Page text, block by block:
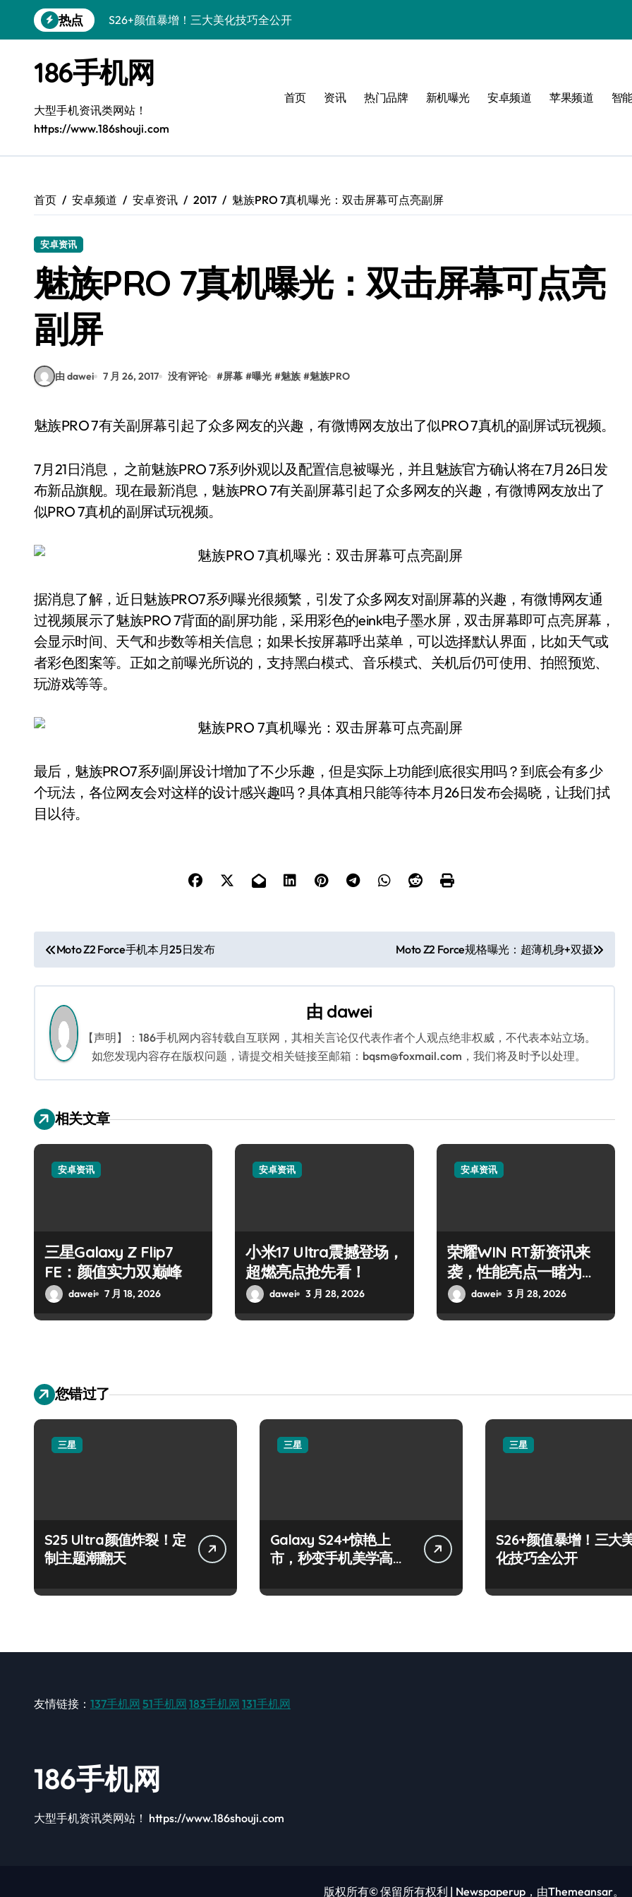
到
热点
S26+颜值暴增！三大美化技巧全公开
三星S26上手秒变个性机，3招玩转壁纸与主题！
S25美化秘籍：个性潮玩，炫酷随心！
Galaxy C55 5G潮定新尚，玩转个性无限可能
Galaxy C55 5G登场，美学新标杆！
S25+闪亮登场，这样打扮秒吸睛！
186手机网
大型手机资讯类网站！
https://www.186shouji.com
首页 资讯 热门品牌 新机曝光 安卓频道 苹果频道 智
首页 安卓频道 安卓资讯 2017 魅族PRO 7真机曝光：双击屏幕可点亮副屏
安卓资讯
魅族PRO 7真机曝光：双击屏幕可点亮
副屏
由 dawei 7 月 26, 2017 没有评论 #屏幕 #曝光 #魅族 #魅族PRO
魅族PRO 7有关副屏幕引起了众多网友的兴趣，有微博网友放出了似PRO 7真机的副屏试玩视频。
7月21日消息， 之前魅族PRO 7系列外观以及配置信息被曝光，并且魅族官方确认将在7月26日发
布新品旗舰。现在最新消息，魅族PRO 7有关副屏幕引起了众多网友的兴趣，有微博网友放出了
似PRO 7真机的副屏试玩视频。
据消息了解，近日魅族PRO7系列曝光很频繁，引发了众多网友对副屏幕的兴趣，有微博网友通
过视频展示了魅族PRO 7背面的副屏功能，采用彩色的eink电子墨水屏，双击屏幕即可点亮屏幕，
会显示时间、天气和步数等相关信息；如果长按屏幕呼出菜单，可以选择默认界面，比如天气或
者彩色图案等。正如之前曝光所说的，支持黑白模式、音乐模式、关机后仍可使用、拍照预览、
玩游戏等等。
最后，魅族PRO7系列副屏设计增加了不少乐趣，但是实际上功能到底很实用吗？到底会有多少
个玩法，各位网友会对这样的设计感兴趣吗？具体真相只能等待本月26日发布会揭晓，让我们拭
目以待。
文
章
导
航
Moto Z2 Force手机本月25日发布 Moto Z2 Force规格曝光：超薄机身+双摄
由 dawei
【声明】：186手机网内容转载自互联网，其相关言论仅代表作者个人观点绝非权威，不代表本站立场。
如您发现内容存在版权问题，请提交相关链接至邮箱：bqsm@foxmail.com，我们将及时予以处理。
相关文章
安卓资讯
三星Galaxy Z Flip7
FE：颜值实力双巅峰
dawei 7 月 18, 2026
安卓资讯
小米17 Ultra震撼登场，
超燃亮点抢先看！
dawei 3 月 28, 2026
安卓资讯
荣耀WIN RT新资讯来
袭，性能亮点一睹为
快！dawei 3 月 28, 2026
您错过了
三星
S25 Ultra颜值炸裂！定
制主题潮翻天
三星
Galaxy S24+惊艳上
市，秒变手机美学高
三星
S26+颜值暴增！三大
化技巧全公开
友情链接： 137手机网 51手机网 183手机网 131手机网
186手机网
大型手机资讯类网站！ https://www.186shouji.com
版权所有© 保留所有权利 | Newspaperup ，由Themeansar。